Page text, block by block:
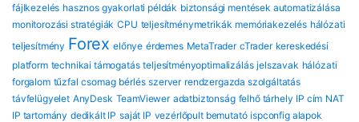
fájlkezelés hasznos gyakorlati példák biztonsági mentések automatizálása
monitorozási stratégiák CPU teljesítménymetrikák memóriakezelés hálózati
teljesítmény Forex előnye érdemes MetaTrader cTrader kereskedési
platform technikai támogatás teljesítményoptimalizálás jelszavak hálózati
forgalom tűzfal csomag bérlés szerver rendzergazda szolgáltatás
távfelügyelet AnyDesk TeamViewer adatbiztonság felhő tárhely IP cím NAT
IP tartomány dedikált IP saját IP vezérlőpult bemutató ispconfig alapok